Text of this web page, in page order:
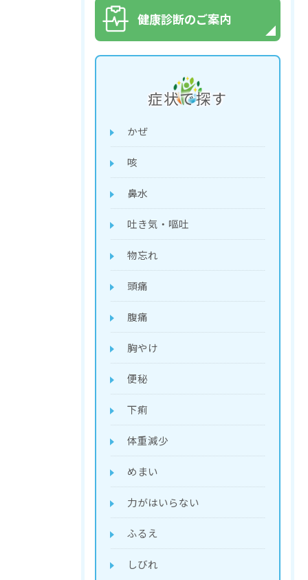
健康診断のご案内
症状で探す
かぜ
咳
鼻水
吐き気・嘔吐
物忘れ
頭痛
腹痛
胸やけ
便秘
下痢
体重減少
めまい
力がはいらない
ふるえ
しびれ